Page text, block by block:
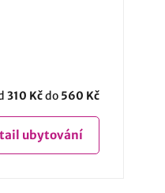
310 Kčdo 560 Kč
ubytování